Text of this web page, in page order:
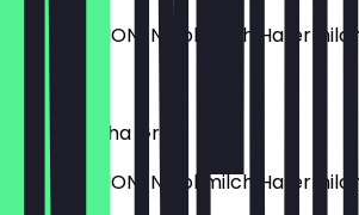
MILCHOPTIONEN Vollmilch
4,90 €
Caffè Mocha Groß
MILCHOPTIONEN Vollmilch